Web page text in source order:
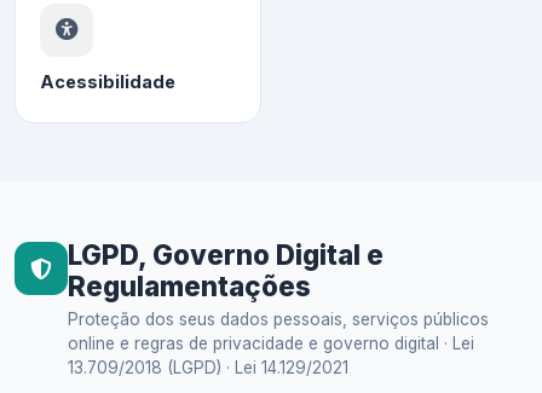
Acessibilidade
LGPD, Governo Digital e
Regulamentações
Proteção dos seus dados pessoais, serviços públicos
online e regras de privacidade e governo digital · Lei
13.709/2018 (LGPD) · Lei 14.129/2021